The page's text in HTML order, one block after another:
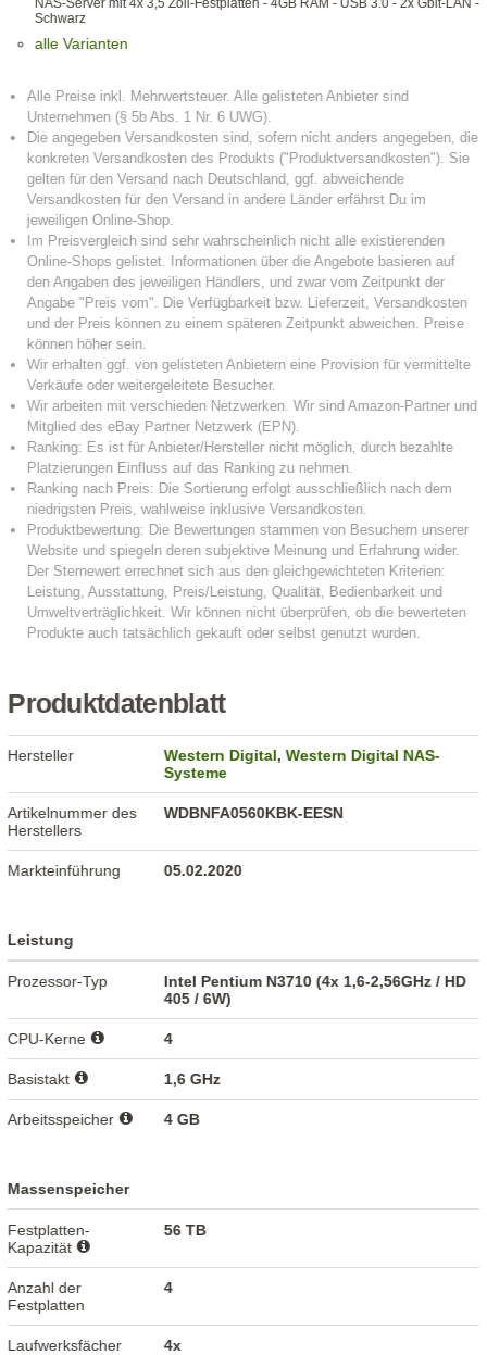
NAS-Server mit 4x 3,5 Zoll-Festplatten - 4GB RAM - USB 3.0 - 2x Gbit-LAN -
Schwarz
alle Varianten
Produktdatenblatt
Hersteller Western Digital,Western Digital NAS-
Systeme
Artikelnummer des
Herstellers
WDBNFA0560KBK-EESN
Markteinführung 05.02.2020
Leistung
Prozessor-Typ
Intel Pentium N3710 (4x 1,6-2,56GHz / HD
405 / 6W)
CPU-Kerne 4
Basistakt 1,6 GHz
Arbeitsspeicher 4 GB
Massenspeicher
Festplatten-
Kapazität
56 TB
Anzahl der
Festplatten
4
Laufwerksfächer
4x